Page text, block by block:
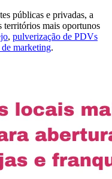
públicas e privadas, a
territórios mais oportunos
, pulverização de PDVs
de marketing.